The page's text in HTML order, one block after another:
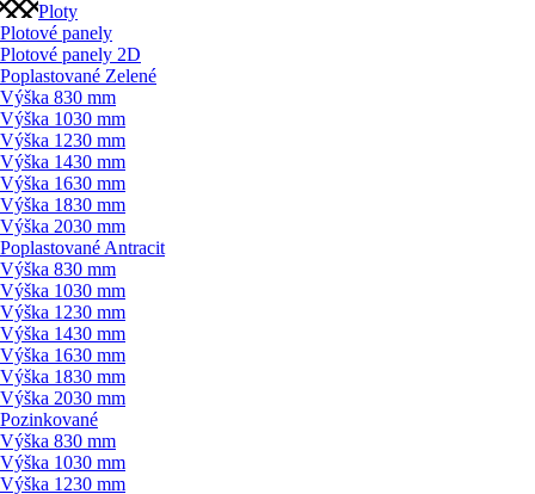
Ploty
Plotové panely
Plotové panely 2D
Poplastované Zelené
Výška 830 mm
Výška 1030 mm
Výška 1230 mm
Výška 1430 mm
Výška 1630 mm
Výška 1830 mm
Výška 2030 mm
Poplastované Antracit
Výška 830 mm
Výška 1030 mm
Výška 1230 mm
Výška 1430 mm
Výška 1630 mm
Výška 1830 mm
Výška 2030 mm
Pozinkované
Výška 830 mm
Výška 1030 mm
Výška 1230 mm